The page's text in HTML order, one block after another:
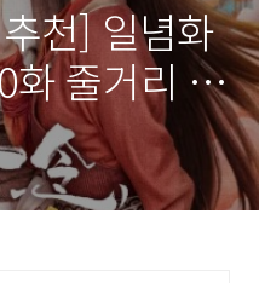
천] 일념화
화 줄거리 결
륜 황일영